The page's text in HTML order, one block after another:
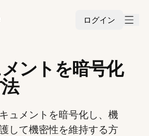
ログイン
メントを暗号化
ュメントを暗号化し、機
して機密性を維持する方